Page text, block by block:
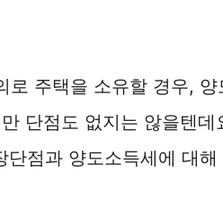
로 주택을 소유할 경우,
단점도 없지는 않을텐
단점과 양도소득세에 대